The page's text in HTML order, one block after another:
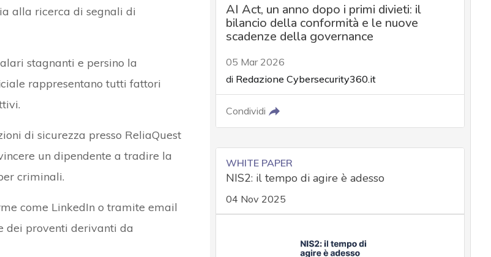
alla ricerca di segnali di
stagnanti e persino la
rappresentano tutti fattori
di sicurezza presso ReliaQuest
un dipendente a tradire la
criminali.
come LinkedIn o tramite email
dei proventi derivanti da
AI Act, un anno dopo i primi divieti: il
bilancio della conformità e le nuove
scadenze della governance
05 Mar 2026
di Redazione Cybersecurity360.it
Condividi
WHITE PAPER
NIS2: il tempo di agire è adesso
04 Nov 2025